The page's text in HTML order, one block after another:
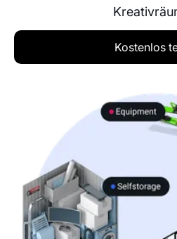
Kostenlos